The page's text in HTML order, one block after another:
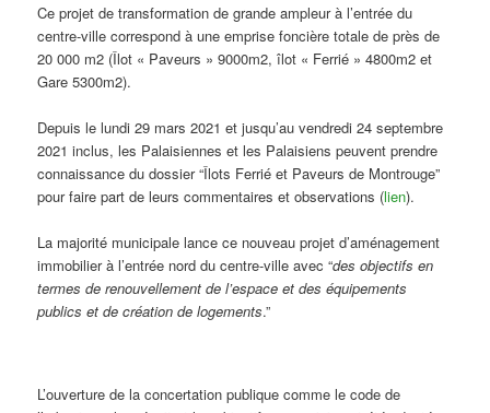
Ce projet de transformation de grande ampleur à l’entrée du
centre-ville correspond à une emprise foncière totale de près de
20 000 m2 (Îlot « Paveurs » 9000m2, îlot « Ferrié » 4800m2 et
Gare 5300m2).
Depuis le lundi 29 mars 2021 et jusqu’au vendredi 24 septembre
2021 inclus, les Palaisiennes et les Palaisiens peuvent prendre
connaissance du dossier “Îlots Ferrié et Paveurs de Montrouge”
pour faire part de leurs commentaires et observations (lien).
La majorité municipale lance ce nouveau projet d’aménagement
immobilier à l’entrée nord du centre-ville avec “des objectifs en
termes de renouvellement de l’espace et des équipements
publics et de création de logements.”
L’ouverture de la concertation publique comme le code de